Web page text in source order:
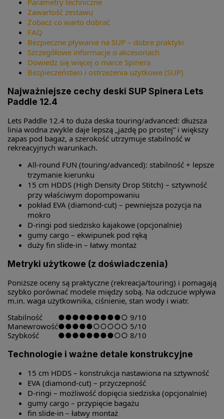
Zawartość zestawu
Zobacz co warto dobrać
FAQ
Bezpieczne pływanie na SUP – dobre praktyki
Szczegółowe informacje o akcesoriach
Dowiedz się więcej o marce Spinera
Bezpieczeństwo i ostrzeżenia użytkowe (SUP)
Najważniejsze cechy deski SUP Spinera Lets
Paddle 12.4
Lets Paddle 12.4 to duża deska touring/advanced: dłuższa
linia wodna zwykle daje lepszą „jazdę po prostej” i większy
zapas pod bagaż, a szerokość utrzymuje stabilność w
rekreacyjnych warunkach.
All-round FUN (touring/advanced): stabilność + lepsze
trzymanie kierunku
15 cm HDDS (High Density Drop Stitch) – sztywność
przy właściwym dopompowaniu
pokład EVA (diamond-cut) – pewniejsza pozycja na
mokro
D-ringi pod siedzisko kajakowe (opcjonalnie)
gumy cargo – ekwipunek pod ręką
duży fin slide-in – łatwy montaż
Metryki użytkowe (z doświadczenia)
Poniższe oceny są praktyczne (rekreacja/touring) i pomagają
szybko porównać modele między sobą. Na odczucie wpływa
m.in. waga użytkownika, ciśnienie, stan wody i wiatr.
Stabilność
●●●●●●●●●○ 9/10
Manewrowość●●●●●○○○○○ 5/10
Szybkość
●●●●●●●●○○ 8/10
Technologie i ważne detale konstrukcyjne
15 cm HDDS – konstrukcja nastawiona na sztywność
EVA (diamond-cut) – przyczepność
D-ringi – możliwość dopięcia siedziska (opcjonalnie)
gumy cargo – przypięcie bagażu
fin slide-in – łatwy montaż